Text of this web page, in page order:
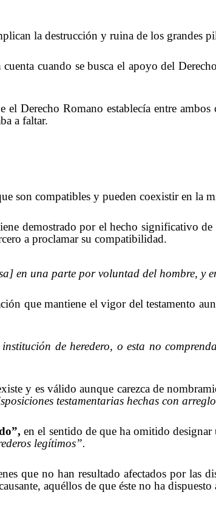
la destrucción y ruina de los grandes
cuando se busca el apoyo del
Derecho Romano establecía entre ambos
a faltar.
son compatibles y pueden coexistir en la
demostrado por el hecho significativo
a proclamar su compatibilidad.
en una parte por voluntad del hombre, y
que mantiene el vigor del testamento
de heredero, o esta no
y es válido aunque carezca de
testamentarias hechas con
en el sentido de que ha omitido
legítimos”.
que no han resultado afectados por las
aquéllos de que éste no ha